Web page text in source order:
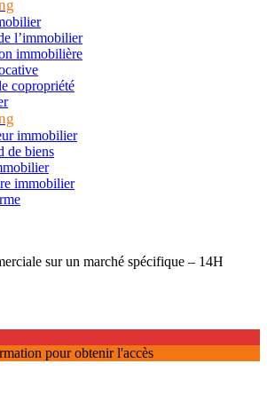
l’immobilier
immobilière
copropriété
immobilier
de biens
immobilier
sur un marché spécifique – 14H
pour obtenir l'accès